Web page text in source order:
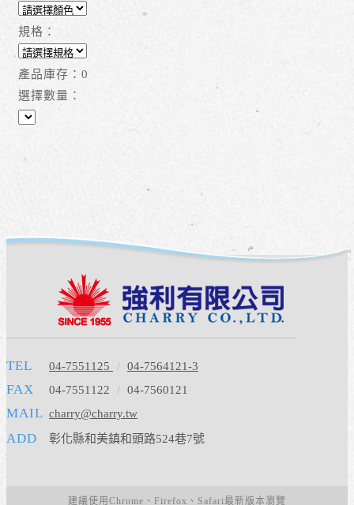
規格：
產品庫存： 0
選擇數量：
TEL 04-7551125 / 04-7564121-3
FAX 04-7551122 / 04-7560121
MAIL charry@charry.tw
ADD 彰化縣和美鎮和頭路524巷7號
建議使用Chrome、Firefox、Safari最新版本瀏覽